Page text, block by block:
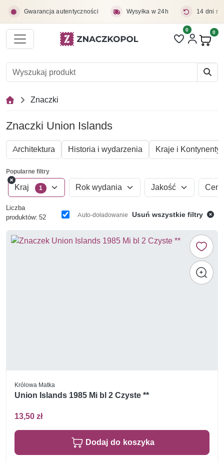
Gwarancja autentyczności Wysyłka w 24h 14 dni
Liczba pozycji
0 0
Znaczki
Znaczki Union Islands
Architektura Historia i wydarzenia Kraje i Kontynenty
Popularne filtry
Kraj 1 Rok wydania Jakość Cena
Liczba
produktów: 52
Auto-doładowanie Usuń wszystkie filtry
Królowa Matka
Union Islands 1985 Mi bl 2 Czyste **
13,50 zł
Dodaj do koszyka